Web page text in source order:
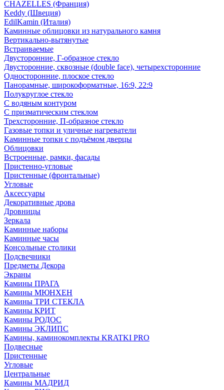
CHAZELLES (Франция)
Keddy (Швеция)
EdilKamin (Италия)
Каминные облицовки из натурального камня
Вертикально-вытянутые
Встраиваемые
Двусторонние, Г-образное стекло
Двусторонние, сквозные (double face), четырехсторонние
Односторонние, плоское стекло
Панорамные, широкоформатные, 16:9, 22:9
Полукруглое стекло
С водяным контуром
С призматическим стеклом
Трехсторонние, П-образное стекло
Газовые топки и уличные нагреватели
Каминные топки с подъёмом дверцы
Облицовки
Встроенные, рамки, фасады
Пристенно-угловые
Пристенные (фронтальные)
Угловые
Аксессуары
Декоративные дрова
Дровницы
Зеркала
Каминные наборы
Каминные часы
Консольные столики
Подсвечники
Предметы Декора
Экраны
Камины ПРАГА
Камины МЮНХЕН
Камины ТРИ СТЕКЛА
Камины КРИТ
Камины РОДОС
Камины ЭКЛИПС
Камины, каминокомплекты KRATKI PRO
Подвесные
Пристенные
Угловые
Центральные
Камины МАДРИД